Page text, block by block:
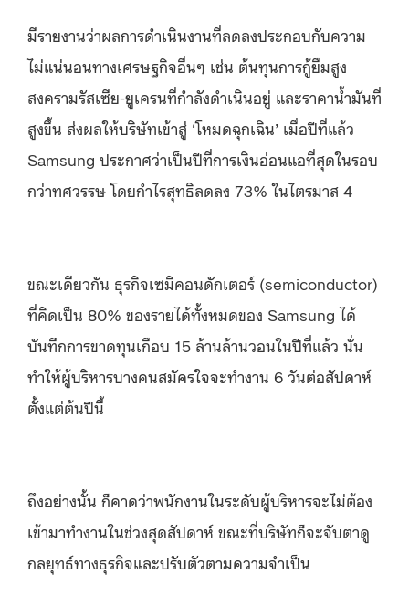
มีรายงานว่าผลการดำเนินงานที่ลดลงประกอบกับความ
ไม่แน่นอนทางเศรษฐกิจอื่นๆ เช่น ต้นทุนการกู้ยืมสูง
สงครามรัสเซีย-ยูเครนที่กำลังดำเนินอยู่ และราคาน้ำมันที่
สูงขึ้น ส่งผลให้บริษัทเข้าสู่ ‘โหมดฉุกเฉิน’ เมื่อปีที่แล้ว
Samsung ประกาศว่าเป็นปีที่การเงินอ่อนแอที่สุดในรอบ
กว่าทศวรรษ โดยกำไรสุทธิลดลง 73% ในไตรมาส 4
ขณะเดียวกัน ธุรกิจเซมิคอนดักเตอร์ (semiconductor)
ที่คิดเป็น 80% ของรายได้ทั้งหมดของ Samsung ได้
บันทึกการขาดทุนเกือบ 15 ล้านล้านวอนในปีที่แล้ว นั่น
ทำให้ผู้บริหารบางคนสมัครใจจะทำงาน 6 วันต่อสัปดาห์
ตั้งแต่ต้นปีนี้
ถึงอย่างนั้น ก็คาดว่าพนักงานในระดับผู้บริหารจะไม่ต้อง
เข้ามาทำงานในช่วงสุดสัปดาห์ ขณะที่บริษัทก็จะจับตาดู
กลยุทธ์ทางธุรกิจและปรับตัวตามความจำเป็น